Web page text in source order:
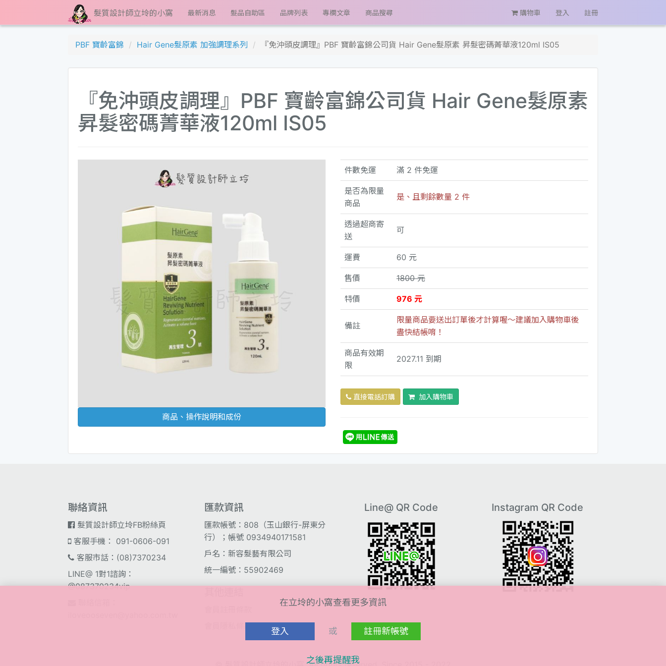
髮質設計師立坽的小窩 最新消息 髮品自助區 品牌列表 專欄文章 商品搜尋 購物車 登入 註冊
PBF 寶齡富錦 Hair Gene髮原素 加強調理系列 『免沖頭皮調理』PBF 寶齡富錦公司貨 Hair Gene髮原素 昇髮密碼菁華液120ml IS05
『免沖頭皮調理』PBF 寶齡富錦公司貨 Hair Gene髮原素
昇髮密碼菁華液120ml IS05
商品、操作說明和成份
件數免運 滿 2 件免運
是否為限量
商品
是、且剩餘數量 2 件
透過超商寄
送
可
運費 60 元
售價 1800 元
特價 976 元
備註
限量商品要送出訂單後才計算喔～建議加入購物車後
盡快結帳唷！
商品有效期
限
2027.11 到期
直接電話訂購 加入購物車
聯絡資訊
髮質設計師立坽FB粉絲頁
客服手機： 091-0606-091
客服市話：(08)7370234
LINE@ 1對1諮詢：
@087370234vip
匯款資訊
匯款帳號：808（玉山銀行-屏東分
行）；帳號 0934940171581
戶名：新容髮藝有限公司
統一編號：55902469
Line@ QR Code Instagram QR Code
在立坽的小窩查看更多資訊
登入 或 註冊新帳號
之後再提醒我